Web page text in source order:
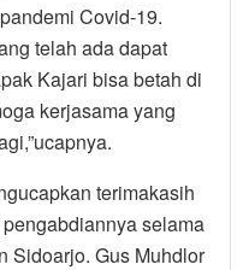
Covid-19.
telah ada dapat
Kajari bisa betah di
kerjasama yang
terimakasih
selama
Sidoarjo. Gus Muhdlor